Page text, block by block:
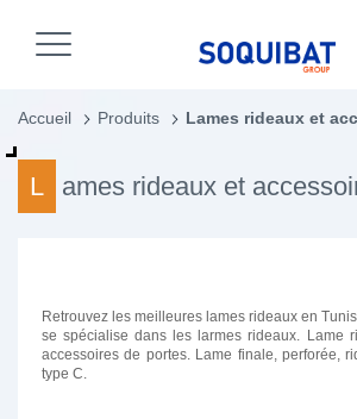
Accueil Produits Lames rideaux et
Lames rideaux et
Retrouvez les meilleures lames rideaux en
se spécialise dans les larmes rideaux. Lame
accessoires de portes. Lame finale, perforée,
type C.